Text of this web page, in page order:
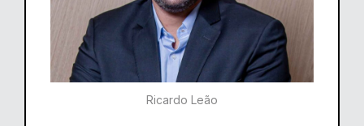
Ricardo Leão​